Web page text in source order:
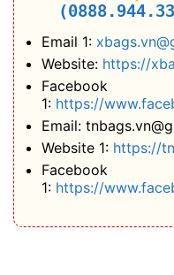
Email 1:
Website: https://
Facebook
1: https://
Email:
Website 1: https://
Facebook
1: https://